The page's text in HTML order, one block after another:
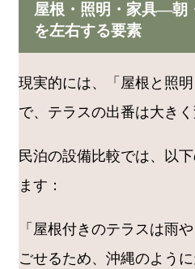
屋根・照明・家具―朝
を左右する要素
現実的には、「屋根と照
で、テラスの出番は大きく
民泊の設備比較では、以
ます：
「屋根付きのテラスは雨
ごせるため、沖縄のよう